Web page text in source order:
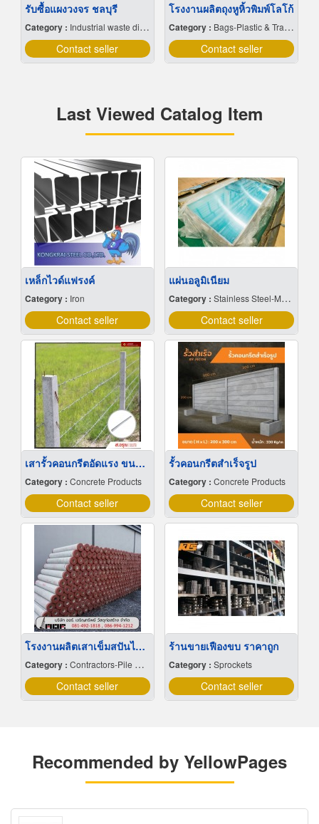
รับซื้อแผงวงจร ชลบุรี
Category : Industrial waste disposal
Contact seller
โรงงานผลิตถุงหูหิ้วพิมพ์โลโก้
Category : Bags-Plastic & Transparent
Contact seller
Last Viewed Catalog Item
เหล็กไวด์แฟรงค์
Category : Iron
Contact seller
แผ่นอลูมิเนียม
Category : Stainless Steel-Manufacture & Distributions
Contact seller
เสารั้วคอนกรีตอัดแรง ขนาด 2 เมตร
Category : Concrete Products
Contact seller
รั้วคอนกรีตสําเร็จรูป
Category : Concrete Products
Contact seller
โรงงานผลิตเสาเข็มสปันไมโครไพล์
Category : Contractors-Pile Driving
Contact seller
ร้านขายเฟืองขบ ราคาถูก
Category : Sprockets
Contact seller
Recommended by YellowPages